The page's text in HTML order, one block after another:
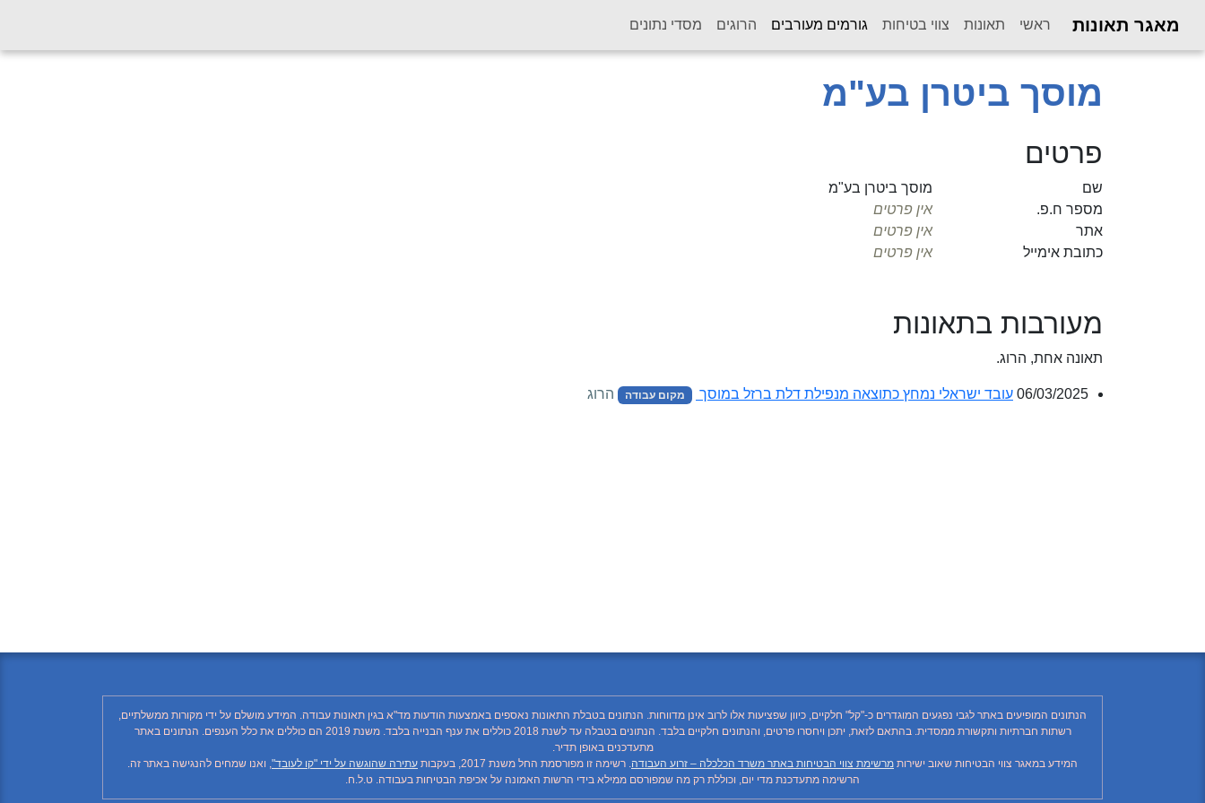
מאגר תאונות ראשי תאונות צווי בטיחות גורמים מעורבים הרוגים מסדי נתונים
מוסך ביטרן בע"מ
פרטים
שם
מוסך ביטרן בע"מ
מספר ח.פ.
אין פרטים
אתר
אין פרטים
כתובת אימייל
אין פרטים
מעורבות בתאונות
תאונה אחת, הרוג.
06/03/2025 עובד ישראלי נמחץ כתוצאה מנפילת דלת ברזל במוסך מקום עבודה הרוג
הנתונים המופיעים באתר לגבי נפגעים המוגדרים כ-"קל" חלקיים, כיוון שפציעות אלו לרוב אינן מדווחות. הנתונים בטבלת התאונות נאספים באמצעות הודעות מד"א בגין תאונות עבודה. המידע מושלם על ידי מקורות ממשלתיים,
רשתות חברתיות ותקשורת ממסדית. בהתאם לזאת, יתכן ויחסרו פרטים, והנתונים חלקיים בלבד. הנתונים בטבלה עד לשנת 2018 כוללים את ענף הבנייה בלבד. משנת 2019 הם כוללים את כלל הענפים. הנתונים באתר
מתעדכנים באופן תדיר.
המידע במאגר צווי הבטיחות שאוב ישירות מרשימת צווי הבטיחות באתר משרד הכלכלה – זרוע העבודה. רשימה זו מפורסמת החל משנת 2017, בעקבות עתירה שהוגשה על ידי "קו לעובד", ואנו שמחים להנגישה באתר זה.
הרשימה מתעדכנת מדי יום, וכוללת רק מה שמפורסם ממילא בידי הרשות האמונה על אכיפת הבטיחות בעבודה. ט.ל.ח.